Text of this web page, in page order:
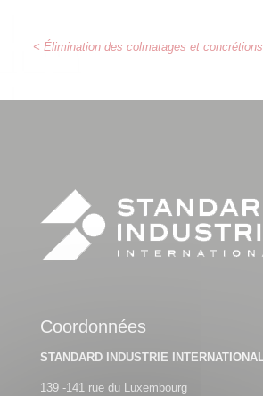
< Élimination des colmatages et concrétions
Coordonnées
STANDARD INDUSTRIE
139 -141 rue du Luxembourg